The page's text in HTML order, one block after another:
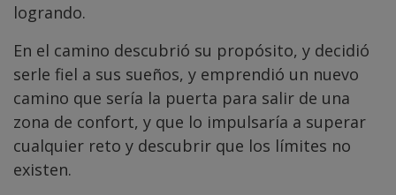
logrando.
En el camino descubrió su propósito, y decidió
serle fiel a sus sueños, y emprendió un nuevo
camino que sería la puerta para salir de una
zona de confort, y que lo impulsaría a superar
cualquier reto y descubrir que los límites no
existen.